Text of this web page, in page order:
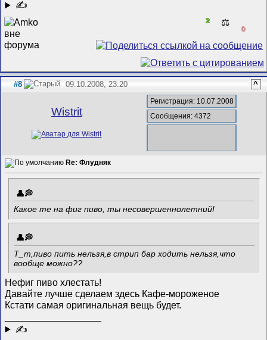
✍
2 ⚖️
0
#8 09.10.2008, 23:20 ^
Wistrit
Регистрация: 10.07.2008
Сообщения: 4372
Re: Флудняк
Какое те на фиг пиво, ты несовершеннолетний!
Т_т,пиво пить нельзя,в стрип бар ходить нельзя,что
вообще можно??
Нефиг пиво хлестать!
Давайте лучше сделаем здесь Кафе-мороженое
Кстати самая оригинальная вещь будет.
✍